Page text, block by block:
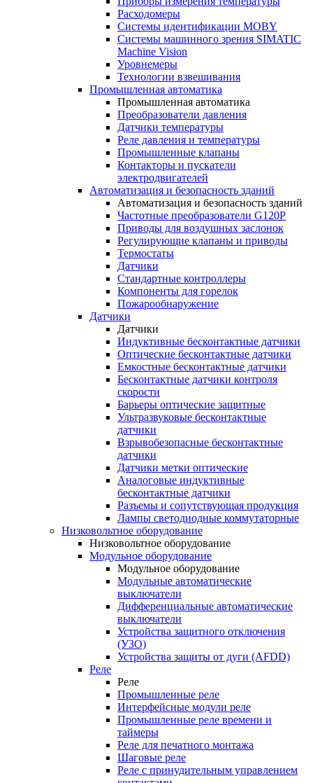
Расходомеры
Системы идентификации MOBY
Системы машинного зрения SIMATIC
Machine Vision
Уровнемеры
Технологии взвешивания
Промышленная автоматика
Промышленная автоматика
Преобразователи давления
Датчики температуры
Реле давления и температуры
Промышленные клапаны
Контакторы и пускатели
электродвигателей
Автоматизация и безопасность зданий
Автоматизация и безопасность зданий
Частотные преобразователи G120P
Приводы для воздушных заслонок
Регулирующие клапаны и приводы
Термостаты
Датчики
Стандартные контроллеры
Компоненты для горелок
Пожарообнаружение
Датчики
Датчики
Индуктивные бесконтактные датчики
Оптические бесконтактные датчики
Емкостные бесконтактные датчики
Бесконтактные датчики контроля
скорости
Барьеры оптические защитные
Ультразвуковые бесконтактные
датчики
Взрывобезопасные бесконтактные
датчики
Датчики метки оптические
Аналоговые индуктивные
бесконтактные датчики
Разъемы и сопутствующая продукция
Лампы светодиодные коммутаторные
Низковольтное оборудование
Низковольтное оборудование
Модульное оборудование
Модульное оборудование
Модульные автоматические
выключатели
Дифференциальные автоматические
выключатели
Устройства защитного отключения
(УЗО)
Устройства защиты от дуги (AFDD)
Реле
Реле
Промышленные реле
Интерфейсные модули реле
Промышленные реле времени и
таймеры
Реле для печатного монтажа
Шаговые реле
Реле с принудительным управлением